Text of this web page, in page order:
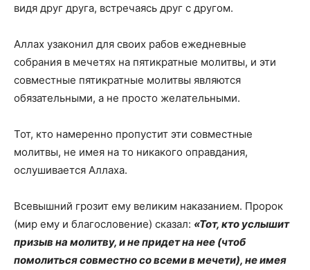
видя друг друга, встречаясь друг с другом.
Аллах узаконил для своих рабов ежедневные
собрания в мечетях на пятикратные молитвы, и эти
совместные пятикратные молитвы являются
обязательными, а не просто желательными.
Тот, кто намеренно пропустит эти совместные
молитвы, не имея на то никакого оправдания,
ослушивается Аллаха.
Всевышний грозит ему великим наказанием. Пророк
(мир ему и благословение) сказал: «Тот, кто услышит
призыв на молитву, и не придет на нее (чтоб
помолиться совместно со всеми в мечети), не имея